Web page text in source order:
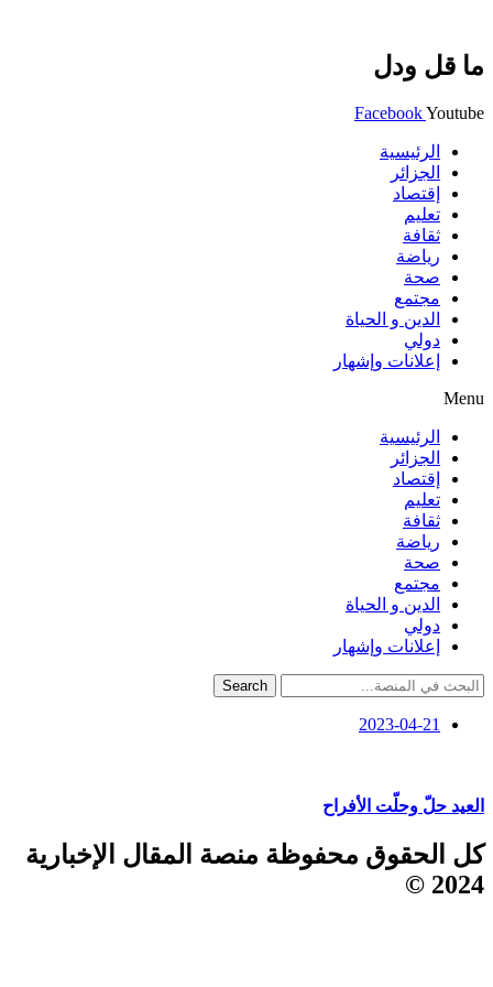
ما قل ودل
FacebookYoutube
الرئيسية
الجزائر
إقتصاد
تعليم
ثقافة
رياضة
صحة
مجتمع
الدين و الحياة
دولي
إعلانات وإشهار
Menu
الرئيسية
الجزائر
إقتصاد
تعليم
ثقافة
رياضة
صحة
مجتمع
الدين و الحياة
دولي
إعلانات وإشهار
Search
2023-04-21
العيد حلّ وحلّت الأفراح
كل الحقوق محفوظة منصة المقال الإخبارية
2024 ©